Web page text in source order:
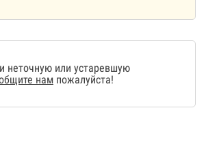
неточную или устаревшую
нам пожалуйста!